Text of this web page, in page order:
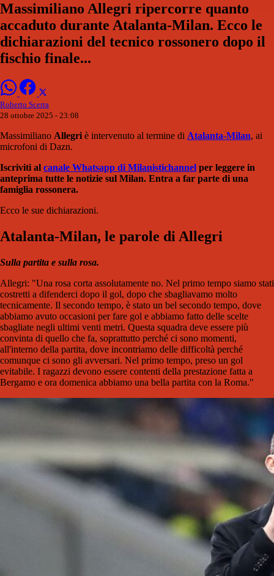
Massimiliano Allegri ripercorre quanto
accaduto durante Atalanta-Milan. Ecco le
dichiarazioni del tecnico rossonero dopo il
fischio finale...
Roberto Scerra
28 ottobre 2025 - 23:08
Massimiliano Allegri è intervenuto al termine di Atalanta-Milan, ai
microfoni di Dazn.
Iscriviti al canale Whatsapp di Milanistichannel per leggere in
anteprima tutte le notizie sul Milan. Entra a far parte di una
famiglia rossonera.
Ecco le sue dichiarazioni.
Atalanta-Milan, le parole di Allegri
Sulla partita e sulla rosa.
Allegri: "Una rosa corta assolutamente no. Nel primo tempo siamo stati
costretti a difenderci dopo il gol, dopo che sbagliavamo molto
tecnicamente. Il secondo tempo, è stato un bel secondo tempo, dove
abbiamo avuto occasioni per fare gol e abbiamo fatto delle scelte
sbagliate negli ultimi venti metri. Questa squadra deve essere più
convinta di quello che fa, soprattutto perché ci sono momenti,
all'interno della partita, dove incontriamo delle difficoltà perché
comunque ci sono gli avversari. Nel primo tempo, preso un gol
evitabile. I ragazzi devono essere contenti della prestazione fatta a
Bergamo e ora domenica abbiamo una bella partita con la Roma."